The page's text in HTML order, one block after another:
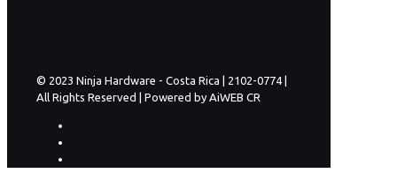
© 2023 Ninja Hardware - Costa Rica | 2102-0774 |
All Rights Reserved | Powered by AiWEB CR